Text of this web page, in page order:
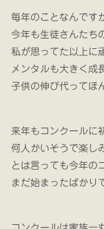
毎年のことなんです
今年も生徒さんたち
私が思ってた以上に
メンタルも大きく成
子供の伸び代ってほ
来年もコンクールに
何人かいそうで楽し
とは言っても今年の
まだ始まったばかり